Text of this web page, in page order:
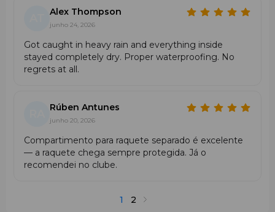
Pro Tour com um design exclusivo em Pink inspirado na
Martita Ortega. Com
calçado, destaca-se entre as padel bags como uma
opção funcional e elegante para jogadoras e jogadores
que valorizam identidade, conforto e fiabilidade dentro e
Alex Thompson
junho 24, 2026
Got caught in heavy rain and everything inside
stayed completely dry. Proper waterproofing. No
regrets at all.
Rúben Antunes
junho 20, 2026
Compartimento para raquete separado é excelente
— a raquete chega sempre protegida. Já o
recomendei no clube.
1 2